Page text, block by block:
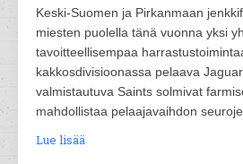
Keski-Suomen ja Pirkanmaan
miesten puolella tänä vuonna yksi
tavoitteellisempaa
kakkosdivisioonassa pelaava
valmistautuva Saints solmivat
mahdollistaa pelaajavaihdon
Lue lisää